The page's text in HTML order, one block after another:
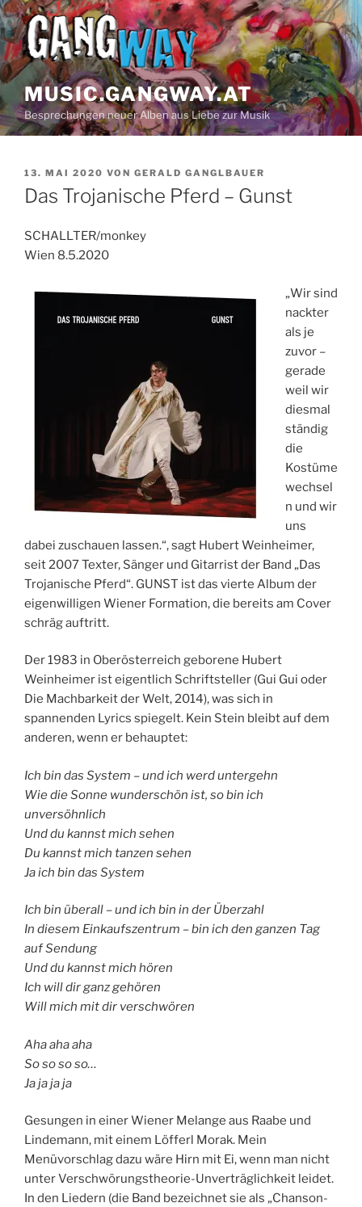
Z
u
m
I
n
h
a
MUSIC.GANGWAY.AT
Besprechungen neuer Alben aus Liebe zur Musik
V
E
R
F
E
13. MAI 2020 VON GERALD GANGLBAUER
Das Trojanische Pferd – Gunst
SCHALLTER/monkey
Wien 8.5.2020
„Wir sind
nackter
als je
zuvor –
gerade
weil wir
diesmal
ständig
die
Kostüme
wechsel
n und wir
uns
dabei zuschauen lassen.“, sagt Hubert Weinheimer,
seit 2007 Texter, Sänger und Gitarrist der Band „Das
Trojanische Pferd“. GUNST ist das vierte Album der
eigenwilligen Wiener Formation, die bereits am Cover
schräg auftritt.
Der 1983 in Oberösterreich geborene Hubert
Weinheimer ist eigentlich Schriftsteller (Gui Gui oder
Die Machbarkeit der Welt, 2014), was sich in
spannenden Lyrics spiegelt. Kein Stein bleibt auf dem
anderen, wenn er behauptet:
Ich bin das System – und ich werd untergehn
Wie die Sonne wunderschön ist, so bin ich
unversöhnlich
Und du kannst mich sehen
Du kannst mich tanzen sehen
Ja ich bin das System
Ich bin überall – und ich bin in der Überzahl
In diesem Einkaufszentrum – bin ich den ganzen Tag
auf Sendung
Und du kannst mich hören
Ich will dir ganz gehören
Will mich mit dir verschwören
Aha aha aha
So so so so…
Ja ja ja ja
Gesungen in einer Wiener Melange aus Raabe und
Lindemann, mit einem Löfferl Morak. Mein
Menüvorschlag dazu wäre Hirn mit Ei, wenn man nicht
unter Verschwörungstheorie-Unverträglichkeit leidet.
In den Liedern (die Band bezeichnet sie als „Chanson-